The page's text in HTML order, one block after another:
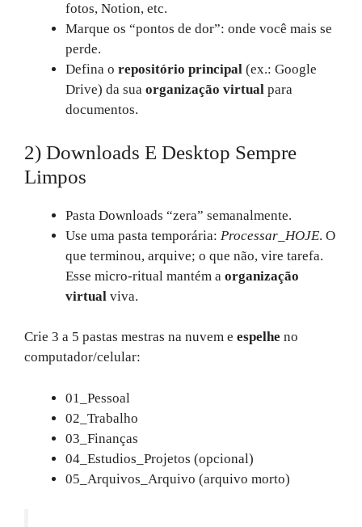
fotos, Notion, etc.
Marque os “pontos de dor”: onde você mais se
perde.
Defina o repositório principal (ex.: Google
Drive) da sua organização virtual para
documentos.
2) Downloads E Desktop Sempre
Limpos
Pasta Downloads “zera” semanalmente.
Use uma pasta temporária: Processar_HOJE. O
que terminou, arquive; o que não, vire tarefa.
Esse micro‑ritual mantém a organização
virtual viva.
Crie 3 a 5 pastas mestras na nuvem e espelhe no
computador/celular:
01_Pessoal
02_Trabalho
03_Finanças
04_Estudios_Projetos (opcional)
05_Arquivos_Arquivo (arquivo morto)